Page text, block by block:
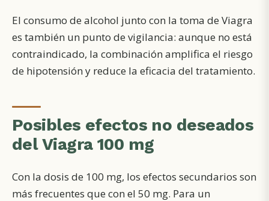
El consumo de alcohol junto con la toma de Viagra
es también un punto de vigilancia: aunque no está
contraindicado, la combinación amplifica el riesgo
de hipotensión y reduce la eficacia del tratamiento.
Posibles efectos no deseados
del Viagra 100 mg
Con la dosis de 100 mg, los efectos secundarios son
más frecuentes que con el 50 mg. Para un